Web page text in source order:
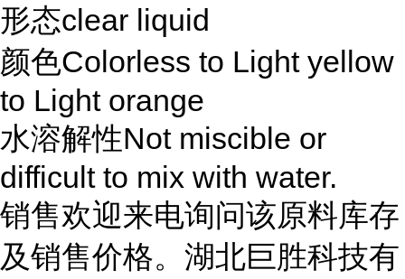
形态clear liquid
颜色Colorless to Light yellow
to Light orange
水溶解性Not miscible or
difficult to mix with water.
销售欢迎来电询问该原料库存
及销售价格。湖北巨胜科技有